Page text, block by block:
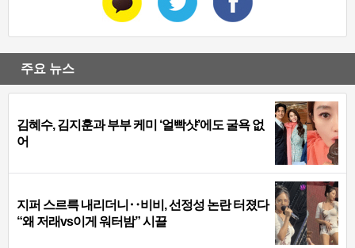
주요 뉴스
김혜수, 김지훈과 부부 케미 ‘얼빡샷’에도 굴욕 없
어
지퍼 스르륵 내리더니‥비비, 선정성 논란 터졌다
“왜 저래vs이게 워터밤” 시끌